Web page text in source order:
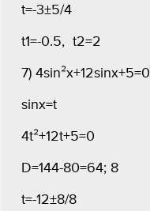
t=-3±5/4
t1=-0.5, t2=2
7) 4sin²x+12sinx+5=0
sinx=t
4t²+12t+5=0
D=144-80=64; 8
t=-12±8/8